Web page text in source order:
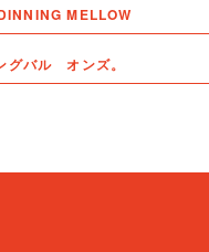
MELLOW
グバル オンズ。